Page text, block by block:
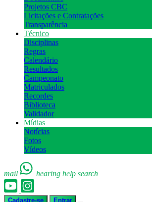
Projetos CBC
Licitações e Contratações
Transparência
Técnico
Disciplinas
Regras
Calendário
Resultados
Campeonato
Matriculados
Recordes
Biblioteca
Validador
Mídias
Notícias
Fotos
Vídeos
mail hearing help search
Cadastre-se Entrar